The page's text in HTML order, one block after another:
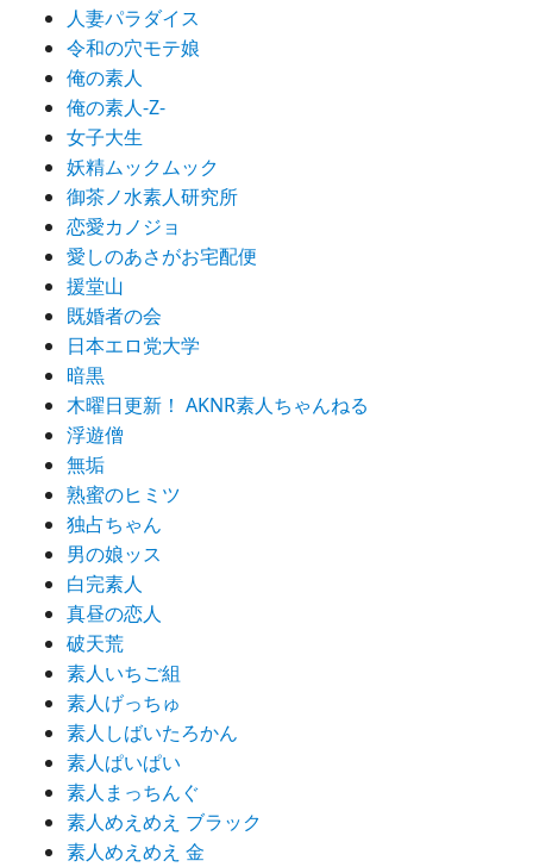
人妻パラダイス
令和の穴モテ娘
俺の素人
俺の素人-Z-
女子大生
妖精ムックムック
御茶ノ水素人研究所
恋愛カノジョ
愛しのあさがお宅配便
援堂山
既婚者の会
日本エロ党大学
暗黒
木曜日更新！ AKNR素人ちゃんねる
浮遊僧
無垢
熟蜜のヒミツ
独占ちゃん
男の娘ッス
白完素人
真昼の恋人
破天荒
素人いちご組
素人げっちゅ
素人しばいたろかん
素人ぱいぱい
素人まっちんぐ
素人めえめえ ブラック
素人めえめえ 金